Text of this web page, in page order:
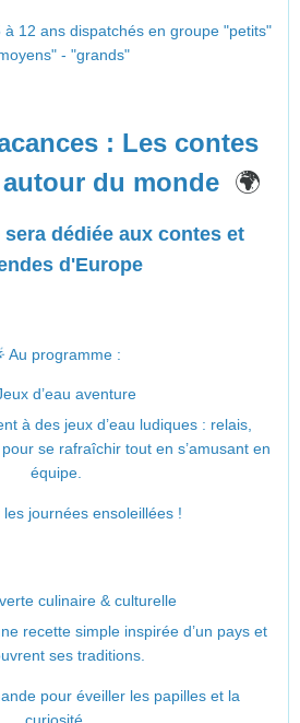
12 ans dispatchés en groupe "petits"
- "grands"
: Les contes
du monde 🌍
dédiée aux contes et
d'Europe
Au programme :
d’eau aventure
à des jeux d’eau ludiques : relais,
se rafraîchir tout en s’amusant en
équipe.
les journées ensoleillées !
culinaire & culturelle
recette simple inspirée d’un pays et
ses traditions.
pour éveiller les papilles et la